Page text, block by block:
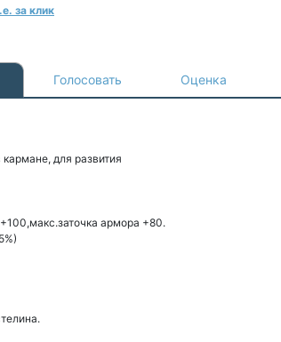
за клик
Голосовать Оценка
для развития
армора +80.